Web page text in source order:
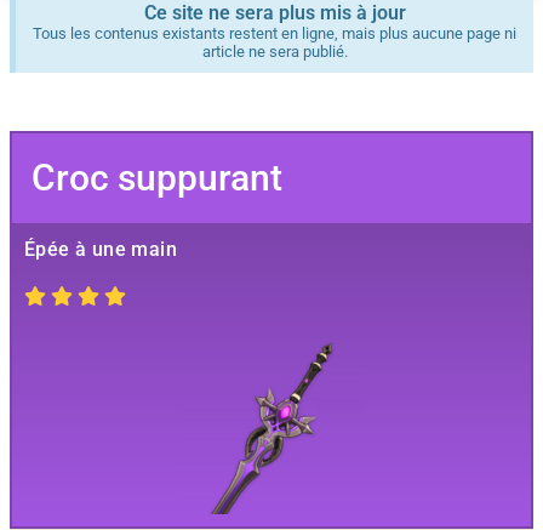
Ce site ne sera plus mis à jour
Tous les contenus existants restent en ligne, mais plus aucune page ni
article ne sera publié.
Croc suppurant
Épée à une main